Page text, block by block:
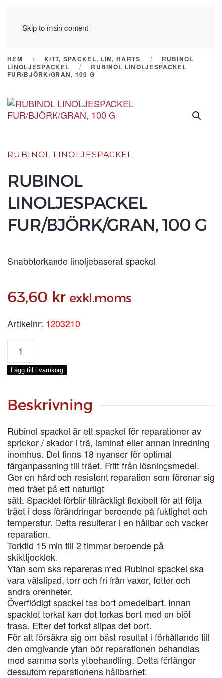
Skip to main content
HEM KITT, SPACKEL, LIM, HARTS
RUBINOL
LINOLJESPACKEL
RUBINOL LINOLJESPACKEL
FUR/BJÖRK/GRAN, 100 G
RUBINOL LINOLJESPACKEL
RUBINOL
LINOLJESPACKEL
FUR/BJÖRK/GRAN, 100 G
Snabbtorkande linoljebaserat spackel
63,60 kr exkl.moms
Artikelnr: 1203210
RUBINOL
LINOLJESPACKEL
FUR/BJÖRK/GRAN,
100
mängd
Lägg till i varukorg
Beskrivning
Rubinol spackel är ett spackel för reparationer av
sprickor / skador i trä, laminat eller annan inredning
inomhus. Det finns 18 nyanser för optimal
färganpassning till träet. Fritt från lösningsmedel.
Ger en hård och resistent reparation som förenar sig
med träet på ett naturligt
sätt. Spacklet förblir tillräckligt flexibelt för att följa
träet i dess förändringar beroende på fuktighet och
temperatur. Detta resulterar i en hållbar och vacker
reparation.
Torktid 15 min till 2 timmar beroende på
skikttjocklek.
Ytan som ska repareras med Rubinol spackel ska
vara välslipad, torr och fri från vaxer, fetter och
andra orenheter.
Överflödigt spackel tas bort omedelbart. Innan
spacklet torkat kan det torkas bort med en blöt
trasa. Efter det torkat slipas det bort.
För att försäkra sig om bäst resultat i förhållande till
den omgivande ytan bör reparationen behandlas
med samma sorts ytbehandling. Detta förlänger
dessutom reparationens hållbarhet.